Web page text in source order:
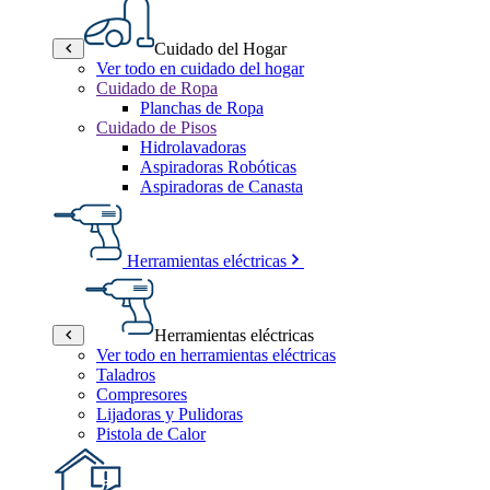
Cuidado del Hogar
Ver todo en cuidado del hogar
Cuidado de Ropa
Planchas de Ropa
Cuidado de Pisos
Hidrolavadoras
Aspiradoras Robóticas
Aspiradoras de Canasta
Herramientas eléctricas
Herramientas eléctricas
Ver todo en herramientas eléctricas
Taladros
Compresores
Lijadoras y Pulidoras
Pistola de Calor